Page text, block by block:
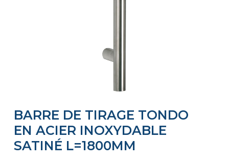
to
the
beginning
of
BARRE DE TIRAGE TONDO
EN ACIER INOXYDABLE
SATINÉ L=1800MM